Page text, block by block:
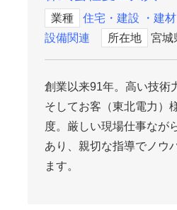
業種
住宅・建設 ・建
設備関連
所在地 宮城
創業以来91年。高い技術
そしてお客（東北電力）
度。厳しい現場仕事なが
あり、親切な指導でノウ
ます。